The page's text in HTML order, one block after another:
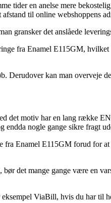
tider en anelse mere
til online webshoppens
gransker det anslåede
fra Enamel E115GM, hvilket
Derudover kan man overveje
det motiv har en lang række
endda nogle gange sikre fragt
Enamel E115GM forud for
det mange gange være en
ViaBill, hvis du har til